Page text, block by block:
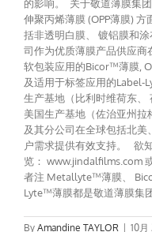
的影响。 关于敬道薄膜集
伸聚丙烯薄膜 (OPP薄膜)
括非透明白膜、 镀铝膜和
司作为优质薄膜产品供应
软包装应用的Bicor™薄膜,
及适用于标签应用的Label-
生产基地（比利时维荷东、
美国生产基地（佐治亚州拉
及其分公司在全球包括北
户需求提供有效支持。 欲
览： www.jindalfilms.com
者注 Metallyte™薄膜、
Lyte™薄膜都是敬道薄膜集
By Amandine TAYLOR 10月